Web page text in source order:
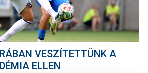
VESZÍTETTÜNK A
ELLEN